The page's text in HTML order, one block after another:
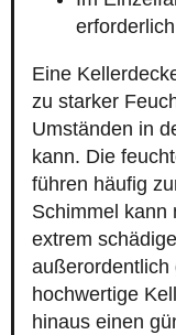
Eine
zu starker
Umständen in
kann. Die
führen häufig
Schimmel kann
extrem
außerordentlich
hochwertige
hinaus einen